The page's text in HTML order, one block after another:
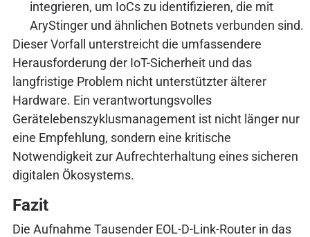
integrieren, um IoCs zu identifizieren, die mit
AryStinger und ähnlichen Botnets verbunden sind.
Dieser Vorfall unterstreicht die umfassendere
Herausforderung der IoT-Sicherheit und das
langfristige Problem nicht unterstützter älterer
Hardware. Ein verantwortungsvolles
Gerätelebenszyklusmanagement ist nicht länger nur
eine Empfehlung, sondern eine kritische
Notwendigkeit zur Aufrechterhaltung eines sicheren
digitalen Ökosystems.
Fazit
Die Aufnahme Tausender EOL-D-Link-Router in das